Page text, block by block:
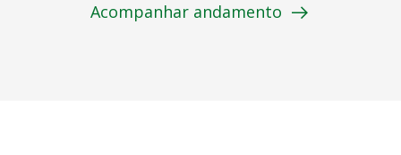
Acompanhar andamento